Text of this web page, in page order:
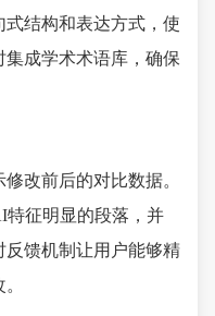
结构和表达方式，使
成学术术语库，确保
改前后的对比数据。
特征明显的段落，并
馈机制让用户能够精